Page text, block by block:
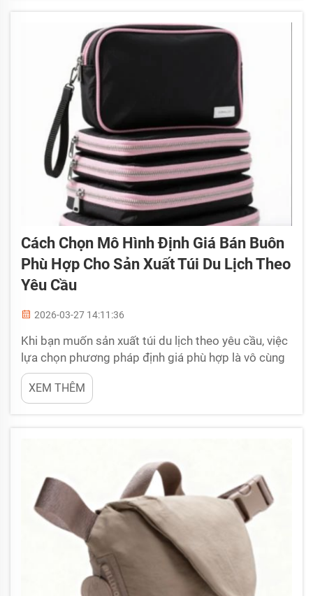
Cách Chọn Mô Hình Định Giá Bán Buôn
Phù Hợp Cho Sản Xuất Túi Du Lịch Theo
Yêu Cầu
2026-03-27 14:11:36
Khi bạn muốn sản xuất túi du lịch theo yêu cầu, việc
lựa chọn phương pháp định giá phù hợp là vô cùng
quan trọng. Điều này đặc biệt đúng với một thương
hiệu như BELLEKOR, vốn hướng tới sự khác biệt.
Chi phí bán buôn ảnh hưởng đến mức giá bạn bán
XEM THÊM